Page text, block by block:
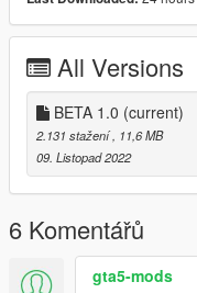
asignado a la
Para instalar este mod
carpeta [Singleplayer]
"update/x64/dlcpacks/
es/mpgunrunning male
gunrunning 01"
All Versions
BETA 1.0 (current)
2.131 stažení, 11,6 MB
09. Listopad 2022
6 Komentářů
gta5-mods